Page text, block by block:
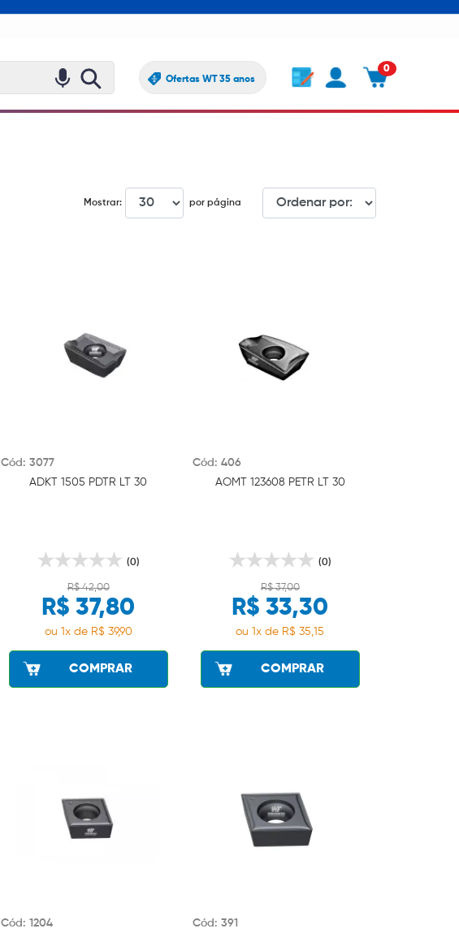
Ofertas WT 35 anos
0
Mostrar: por página
Cód: 3077
ADKT 1505 PDTR LT 30
(0)
R$ 42,00
R$ 37,80
ou 1x de R$ 39,90
COMPRAR
Cód: 406
AOMT 123608 PETR LT 30
(0)
R$ 37,00
R$ 33,30
ou 1x de R$ 35,15
COMPRAR
Cód: 1204
Cód: 391